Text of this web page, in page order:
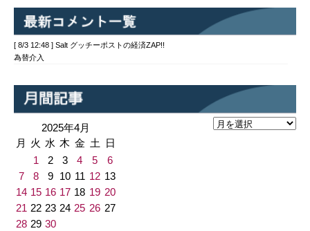
[ 8/3 12:48 ] Salt グッチーポストの経済ZAP!!
為替介入
2025年4月
月 火 水 木 金 土 日
1 2 3 4 5
6
7
8 9 10 11 12 13
14 15 16 17 18 19 20
21 22 23 24 25 26 27
28 29 30